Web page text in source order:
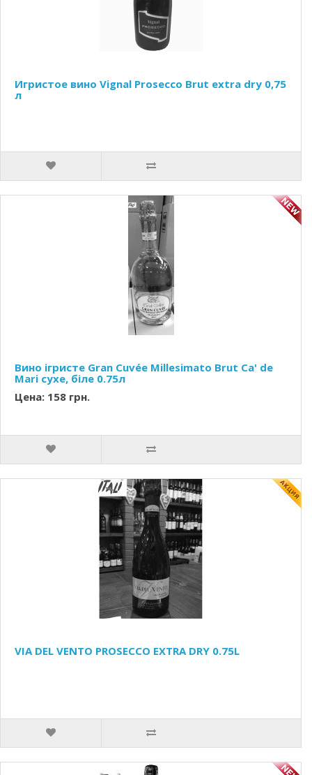
Игристое вино Vignal Prosecco Brut extra dry 0,75
л
Вино ігристе Gran Cuvée Millesimato Brut Ca' de
Mari сухе, біле 0.75л
Цена: 158 грн.
VIA DEL VENTO PROSECCO EXTRA DRY 0.75L